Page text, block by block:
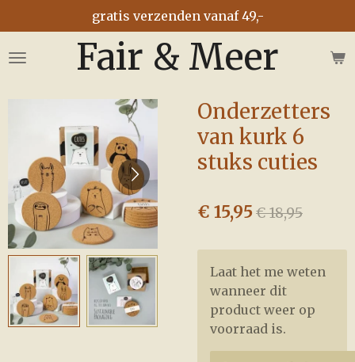
direct
naar
Fair & Meer
gratis verzenden vanaf 49,-
Onderzetters
van kurk 6
stuks cuties
€ 15,95 € 18,95
Laat het me weten
wanneer dit
product weer op
voorraad is.